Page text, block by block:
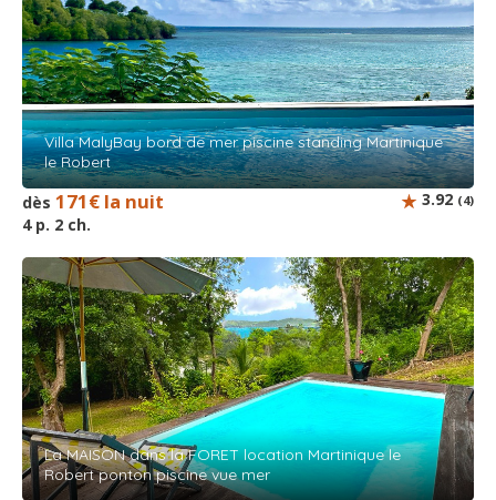
Villa MalyBay bord de mer piscine standing Martinique
le Robert
dès 171€ la nuit
4 p. 2 ch.
3.92 (4)
La MAISON dans la FORET location Martinique le
Robert ponton piscine vue mer